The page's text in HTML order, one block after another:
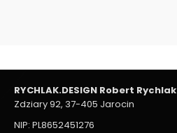
RYCHLAK.DESIGN Robert Rychlak
Zdziary 92, 37-405 Jarocin
NIP: PL8652451276